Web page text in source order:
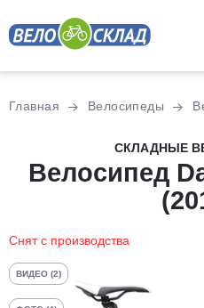
Главная Велосипеды
СКЛАДНЫЕ
Велосипед
Снят с производства
ВИДЕО (2)
Разбейте
оплатуна
без переплат
График платежей